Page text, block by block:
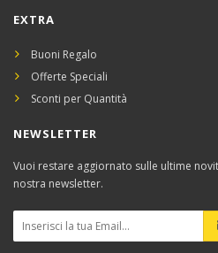
EXTRA
Buoni Regalo
Offerte Speciali
Sconti per Quantità
NEWSLETTER
Vuoi restare aggiornato sulle ultime
nostra newsletter.